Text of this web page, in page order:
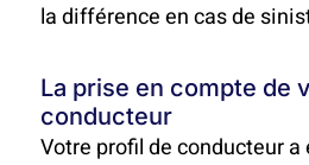
la différence en cas de
La prise en compte de
conducteur
Votre profil de conducteur